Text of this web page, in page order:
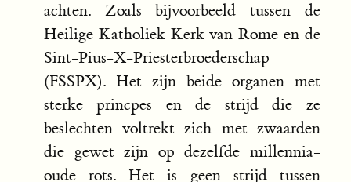
achten. Zoals bijvoorbeeld tussen de
Heilige Katholiek Kerk van Rome en de
Sint-Pius-X-Priesterbroederschap
(FSSPX). Het zijn beide organen met
sterke princpes en de strijd die ze
beslechten voltrekt zich met zwaarden
die gewet zijn op dezelfde millennia-
oude rots. Het is geen strijd tussen